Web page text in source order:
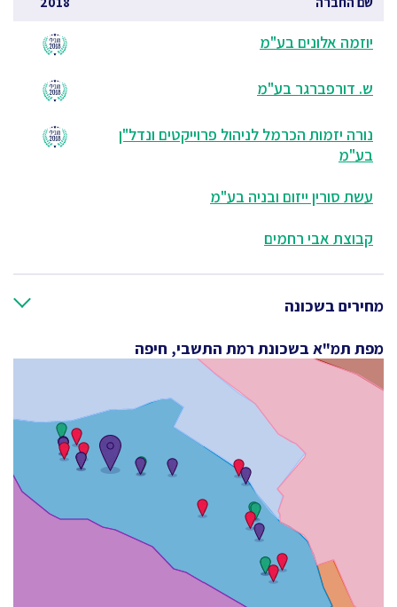
יוזמה אלונים בע"מ
ש. דורפברגר בע"מ
נורה יזמות הכרמל לניהול פרוייקטים ונדל"ן
בע"מ
עשת סורין ייזום ובניה בע"מ
קבוצת אבי רחמים
מחירים בשכונה
מפת תמ"א בשכונת רמת התשבי, חיפה